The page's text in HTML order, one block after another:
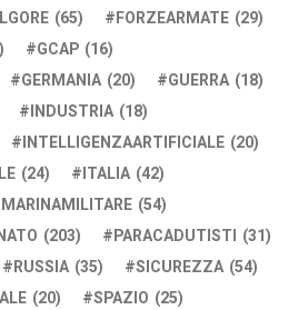
(65) FORZEARMATE (29)
GCAP (16)
GERMANIA (20) GUERRA (18)
INDUSTRIA (18)
INTELLIGENZAARTIFICIALE (20)
(24) ITALIA (42)
MARINAMILITARE (54)
(203) PARACADUTISTI (31)
RUSSIA (35) SICUREZZA (54)
(20) SPAZIO (25)